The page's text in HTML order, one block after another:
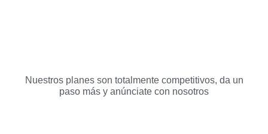
Nuestros planes son totalmente competitivos, da un
paso más y anúnciate con nosotros